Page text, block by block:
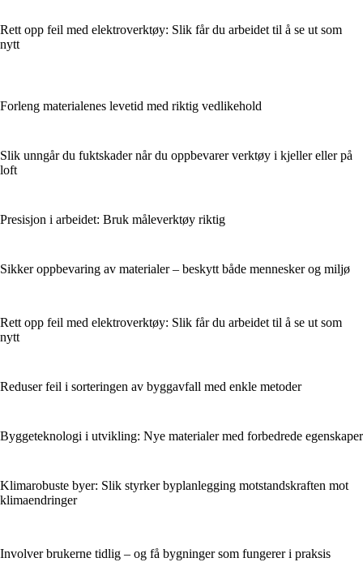
Rett opp feil med elektroverktøy: Slik får du arbeidet til å se ut som
nytt
Forleng materialenes levetid med riktig vedlikehold
Slik unngår du fuktskader når du oppbevarer verktøy i kjeller eller på
loft
Presisjon i arbeidet: Bruk måleverktøy riktig
Sikker oppbevaring av materialer – beskytt både mennesker og miljø
Rett opp feil med elektroverktøy: Slik får du arbeidet til å se ut som
nytt
Reduser feil i sorteringen av byggavfall med enkle metoder
Byggeteknologi i utvikling: Nye materialer med forbedrede egenskaper
Klimarobuste byer: Slik styrker byplanlegging motstandskraften mot
klimaendringer
Involver brukerne tidlig – og få bygninger som fungerer i praksis